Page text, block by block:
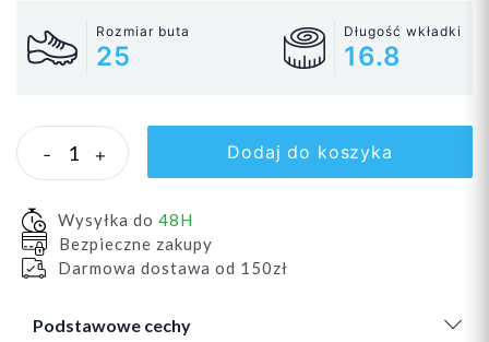
Rozmiar buta
25
Długość wkładki
16.8
- + Dodaj do koszyka
Wysyłka do 48H
Bezpieczne zakupy
Darmowa dostawa od 150zł
Podstawowe cechy